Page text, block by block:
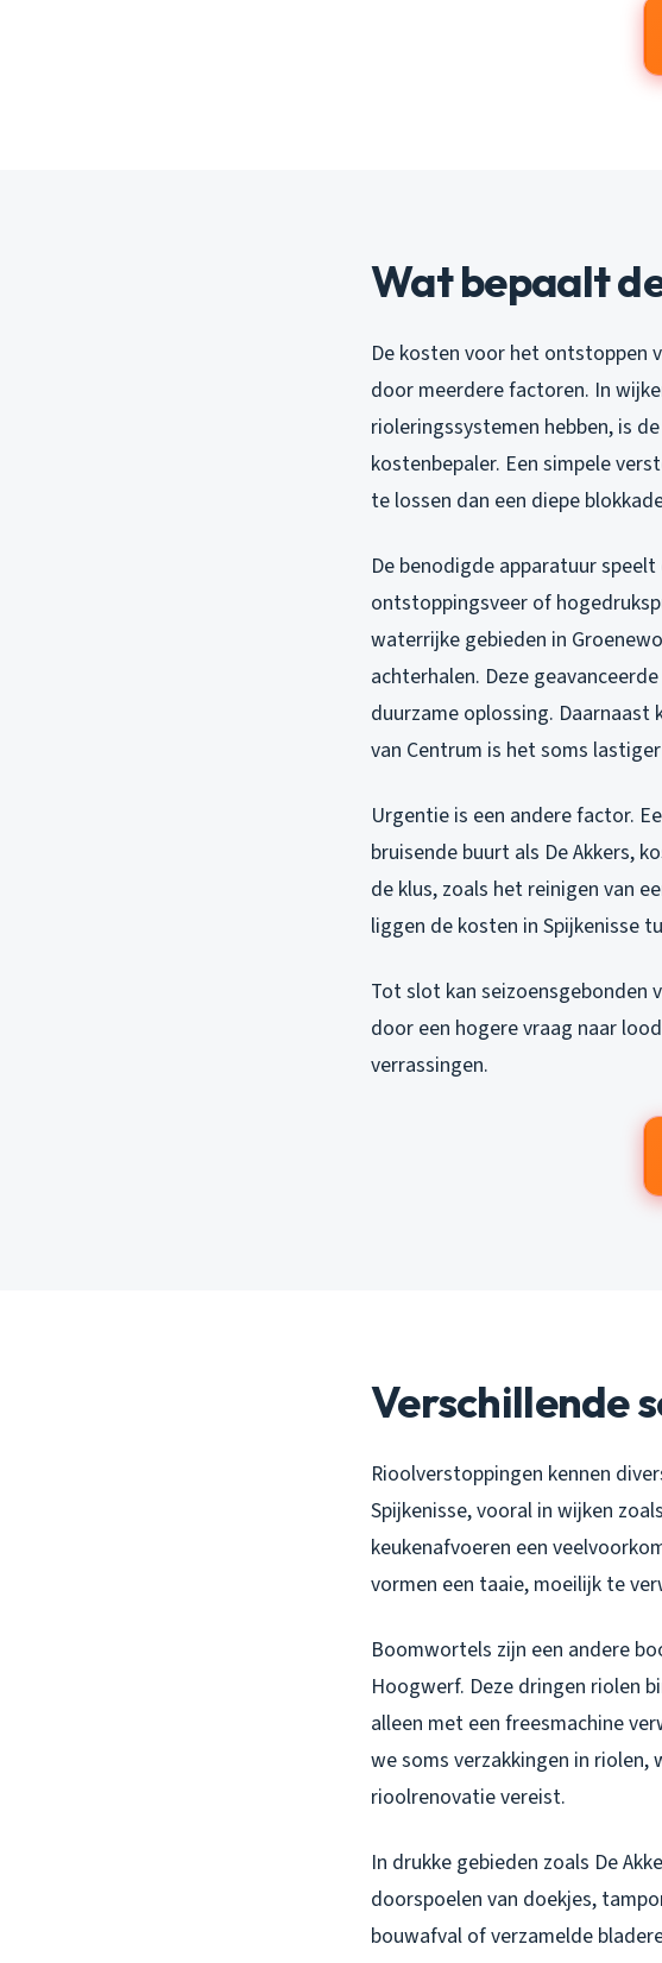
Wat bepaalt
De kosten voor het ontstoppen
door meerdere factoren. In
rioleringssystemen hebben, is
kostenbepaler. Een simpele
te lossen dan een diepe
De benodigde apparatuur
ontstoppingsveer of
waterrijke gebieden in
achterhalen. Deze
duurzame oplossing.
van Centrum is het soms
Urgentie is een andere factor.
bruisende buurt als De Akkers,
de klus, zoals het reinigen van
liggen de kosten in Spijkenisse
Tot slot kan seizoensgebonden
door een hogere vraag naar
verrassingen.
Verschillende
Rioolverstoppingen kennen
Spijkenisse, vooral in wijken
keukenafvoeren een
vormen een taaie, moeilijk te
Boomwortels zijn een andere
Hoogwerf. Deze dringen riolen
alleen met een freesmachine
we soms verzakkingen in
rioolrenovatie vereist.
In drukke gebieden zoals De
doorspoelen van doekjes,
bouwafval of verzamelde